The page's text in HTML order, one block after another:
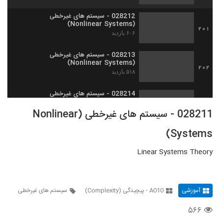
201
028212 - سیستم های غیرخطی
(Nonlinear Systems)
۶۰۶ بازدید
202
028213 - سیستم های غیرخطی
(Nonlinear Systems)
۵۱۸ بازدید
028214 - سیستم های غیرخطی
۵۱۳ بازدید
205
۵۶۷ بازدید
028211 - سیستم های غیرخطی (Nonlinear
Systems)
Linear Systems Theory
آموزشی A010 - پیچیدگی (Complexity) سیستم های غیرخطی
۵۶۶